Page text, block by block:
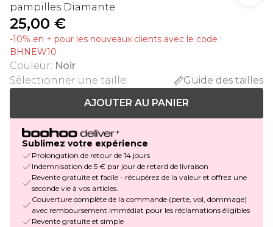
pampilles Diamante
25,00 €
-10% en + pour les nouveaux clients avec le code :
BHNEW10
Couleur: Noir
Sélectionner une taille:
Guide des tailles
AJOUTER AU PANIER
Sublimez votre expérience
Prolongation de retour de 14 jours
Indemnisation de 5 € par jour de retard de livraison
Revente gratuite et facile - récupérez de la valeur et offrez une
seconde vie à vos articles.
Couverture complète de la commande (perte, vol, dommage)
avec remboursement immédiat pour les réclamations éligibles
Revente gratuite et simple